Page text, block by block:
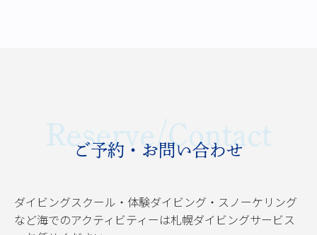
Reserve/Contact
ご予約・お問い合わせ
ダイビングスクール・体験ダイビング・スノーケリング
など海でのアクティビティーは札幌ダイビングサービス